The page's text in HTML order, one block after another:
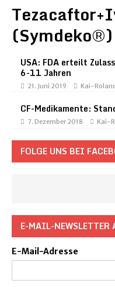
(Symdeko®)
USA: FDA erteilt
6-11 Jahren
21. Juni 2019 Kai-
CF-Medikamente:
7. Dezember 2018 Kai-
FOLGE UNS BEI
E-MAIL-NEWSLETTER
E-Mail-Adresse